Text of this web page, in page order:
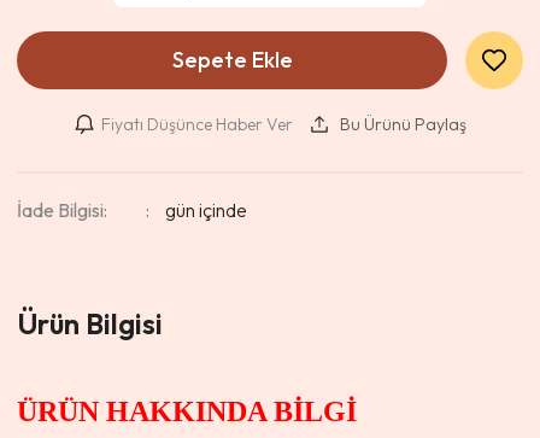
Sepete Ekle
Fiyatı Düşünce Haber Ver Bu Ürünü Paylaş
İade Bilgisi:
Ürün Bilgisi
ÜRÜN HAKKINDA BİLGİ